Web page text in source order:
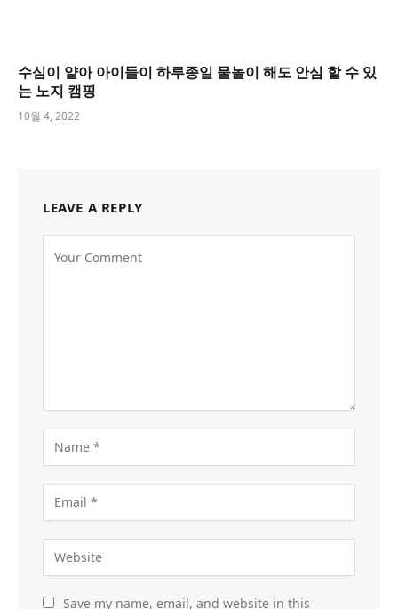
수심이 얕아 아이들이 하루종일 물놀이 해도 안심 할 수 있
는 노지 캠핑
10월 4, 2022
LEAVE A REPLY
Save my name, email, and website in this